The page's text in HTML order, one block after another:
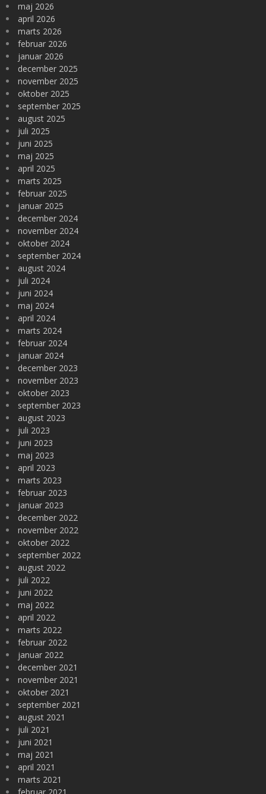
maj 2026
april 2026
marts 2026
februar 2026
januar 2026
december 2025
november 2025
oktober 2025
september 2025
august 2025
juli 2025
juni 2025
maj 2025
april 2025
marts 2025
februar 2025
januar 2025
december 2024
november 2024
oktober 2024
september 2024
august 2024
juli 2024
juni 2024
maj 2024
april 2024
marts 2024
februar 2024
januar 2024
december 2023
november 2023
oktober 2023
september 2023
august 2023
juli 2023
juni 2023
maj 2023
april 2023
marts 2023
februar 2023
januar 2023
december 2022
november 2022
oktober 2022
september 2022
august 2022
juli 2022
juni 2022
maj 2022
april 2022
marts 2022
februar 2022
januar 2022
december 2021
november 2021
oktober 2021
september 2021
august 2021
juli 2021
juni 2021
maj 2021
april 2021
marts 2021